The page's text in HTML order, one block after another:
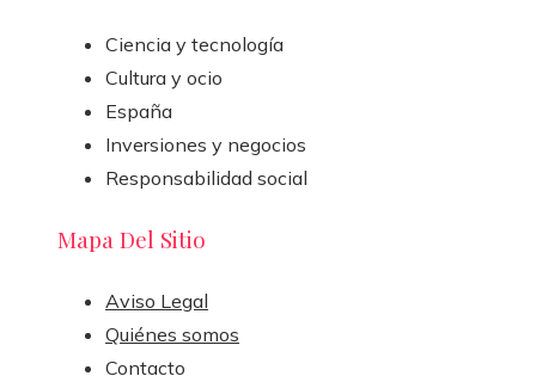
Ciencia y tecnología
Cultura y ocio
España
Inversiones y negocios
Responsabilidad social
Mapa Del Sitio
Aviso Legal
Quiénes somos
Contacto